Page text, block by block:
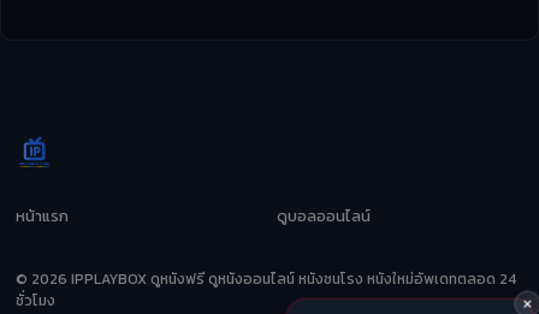
หน้าแรก ดูบอลออนไลน์
© 2026 IPPLAYBOX ดูหนังฟรี ดูหนังออนไลน์ หนังชนโรง หนังใหม่อัพเดทตลอด 24
ชั่วโมง